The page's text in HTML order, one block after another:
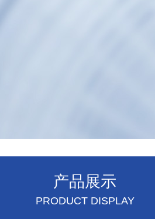
产品展示
PRODUCT DISPLAY